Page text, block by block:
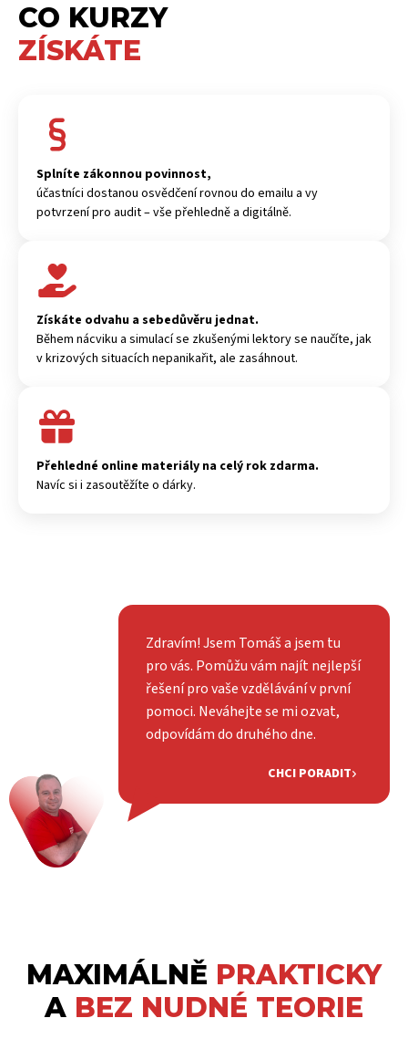
CO KURZY
ZÍSKÁTE
Splníte zákonnou povinnost,
účastníci dostanou osvědčení rovnou do emailu a vy
potvrzení pro audit – vše přehledně a digitálně.
Získáte odvahu a sebedůvěru jednat.
Během nácviku a simulací se zkušenými lektory se naučíte, jak
v krizových situacích nepanikařit, ale zasáhnout.
Přehledné online materiály na celý rok zdarma.
Navíc si i zasoutěžíte o dárky.
Zdravím! Jsem Tomáš a jsem tu
pro vás. Pomůžu vám najít nejlepší
řešení pro vaše vzdělávání v první
pomoci. Neváhejte se mi ozvat,
odpovídám do druhého dne.
CHCI PORADIT
MAXIMÁLNĚ PRAKTICKY
A BEZ NUDNÉ TEORIE